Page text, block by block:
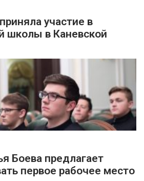
участие в
школы в Каневской
Боева предлагает
первое рабочее место